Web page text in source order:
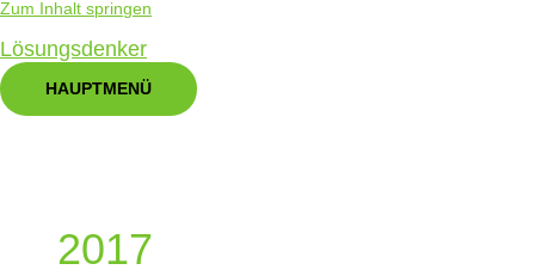
Zum Inhalt springen
Lösungsdenker
HAUPTMENÜ
2017